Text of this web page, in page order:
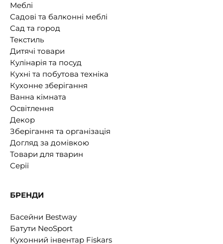
Меблі
Садові та балконні меблі
Сад та город
Текстиль
Дитячі товари
Кулінарія та посуд
Кухні та побутова техніка
Кухонне зберігання
Ванна кімната
Освітлення
Декор
Зберігання та організація
Догляд за домівкою
Товари для тварин
Серії
БРЕНДИ
Басейни Bestway
Батути NeoSport
Кухонний інвентар Fiskars